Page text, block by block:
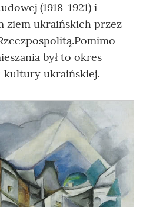
(1918-1921) i
ziem ukraińskich przez
był to okres
ukraińskiej.